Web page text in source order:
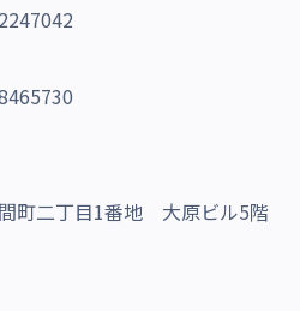
町二丁目1番地 大原ビル5階